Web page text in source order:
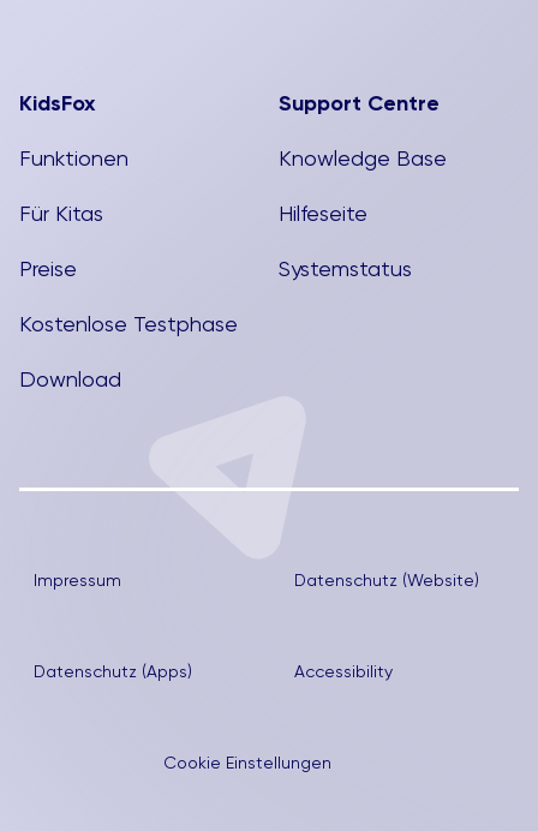
KidsFox
Funktionen
Für Kitas
Preise
Kostenlose Testphase
Download
Support Centre
Knowledge Base
Hilfeseite
Systemstatus
Impressum Datenschutz (Website)
Datenschutz (Apps) Accessibility
Cookie Einstellungen